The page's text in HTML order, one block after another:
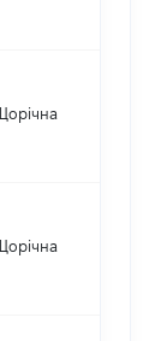
Щорічна
Щорічна